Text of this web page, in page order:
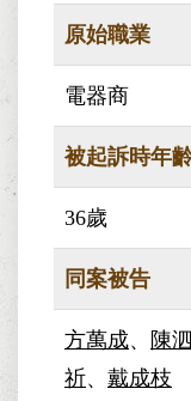
原始職業
電器商
被起訴時年
36歲
同案被告
方萬成、 陳
祈、 戴成枝